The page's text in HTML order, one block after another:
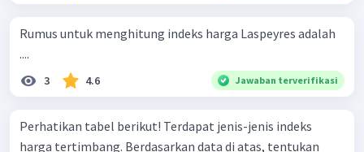
Rumus untuk menghitung indeks harga Laspeyres adalah
....
3 4.6 Jawaban terverifikasi
Perhatikan tabel berikut! Terdapat jenis-jenis indeks
harga tertimbang. Berdasarkan data di atas, tentukan